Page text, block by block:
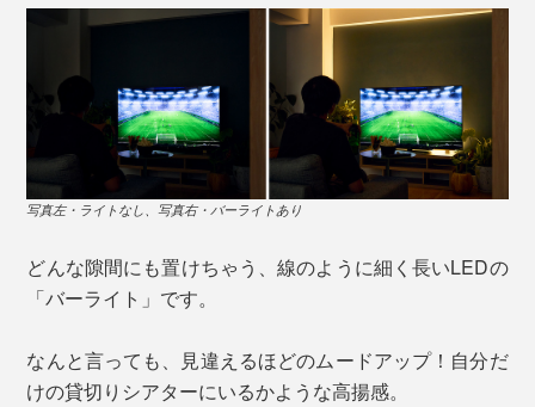
写真左・ライトなし、写真右・バーライトあり
どんな隙間にも置けちゃう、線のように細く長いLEDの
「バーライト」です。
なんと言っても、見違えるほどのムードアップ！自分だ
けの貸切りシアターにいるかような高揚感。